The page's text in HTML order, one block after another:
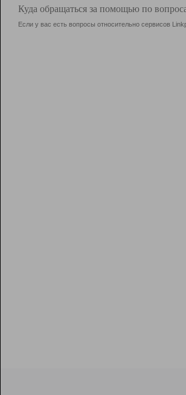
Куда обращаться за помощью по
Если у вас есть вопросы относительно сервисов